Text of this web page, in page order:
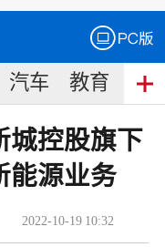
汽车 教育 食
城控股旗下
能源业务
2022-10-19 10:32